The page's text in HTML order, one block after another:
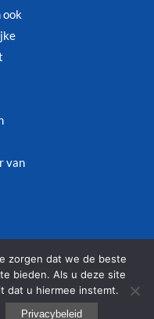
ook
van
–Privacybeleid
| Designed by
zorgen dat we de beste
bieden. Als u deze site
dat u hiermee instemt.
Privacybeleid